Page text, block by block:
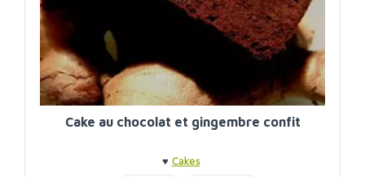
Cake au chocolat et gingembre confit
♥ Cakes